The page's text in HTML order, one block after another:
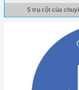
5 trụ cột của